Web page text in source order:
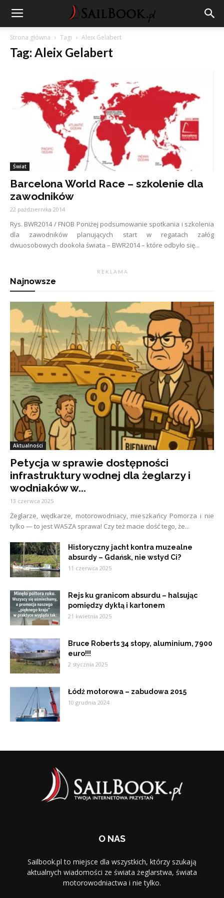
Strona główna Tagi Aleix Gelabert
Tag: Aleix Gelabert
Świat
Barcelona World Race – szkolenie dla
zawodników
22 października 2014
Rys. BWR2014 / FNOB Poniżej podsumowanie spotkania i szkolenia
dla zawodników planujących start w regatach załóg
dwuosobowych dookoła świata – BWR2014 – które odbyło się...
R E K L A M A
Najnowsze
Aktualności
Petycja w sprawie dostępności
infrastruktury wodnej dla żeglarzy i
wodniaków w...
13 czerwca 2025
Żeglarze, wędkarze, motorowodniacy, mieszkańcy Pomorza i nie
tylko — to jest WASZA sprawa! Czy też macie dość tego, że...
Historyczny jacht kontra muzealne
absurdy – Gdańsk, nie wstyd Ci?
11 czerwca 2025
Rejs ku granicom absurdu – halsując
pomiędzy dyktą i kartonem
21 kwietnia 2025
Bruce Roberts 34 stopy, aluminium, 7900
euro!!!
2 stycznia 2025
Łódź motorowa – zabudowa 2015
10 grudnia 2024
O NAS
Sailbook.pl to miejsce dla wszystkich, którzy szukają
aktualnych wiadomości ze świata żeglarstwa, świata
motorowodniactwa i nie tylko.